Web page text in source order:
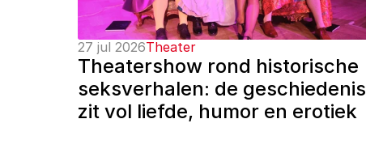
27 jul 2026Theater
Theatershow rond historische
seksverhalen: de geschiedenis
zit vol liefde, humor en erotiek